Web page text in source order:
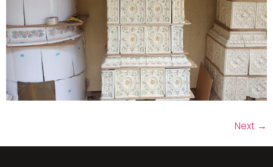
Next →